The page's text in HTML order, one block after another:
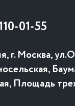
01-55
г. Москва,
Площадь